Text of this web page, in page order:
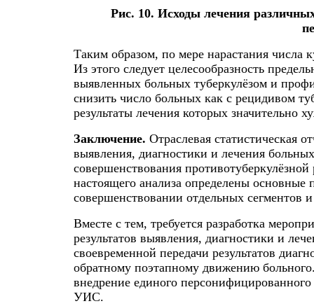
Рис. 10. Исходы лечения
Таким образом, по мере нарастания числа
Из этого следует целесообразность
выявленных больных туберкулёзом и
снизить число больных как с рецидивом
результаты лечения которых значительно
Заключение. Отраслевая статистическая
выявления, диагностики и лечения
совершенствования
настоящего анализа определены
совершенствовании отдельных сегментов
Вместе с тем, требуется разработка
результатов выявления, диагностики и
своевременной передачи результатов
обратному поэтапному движению
внедрение единого
УИС.